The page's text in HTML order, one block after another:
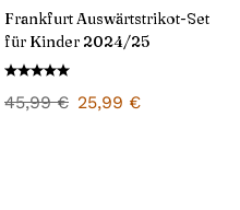
Frankfurt Auswärtstrikot-Set
für Kinder 2024/25
45,99€ 25,99 €